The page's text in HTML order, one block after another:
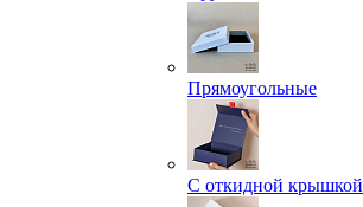
Прямоугольные
С откидной крышкой